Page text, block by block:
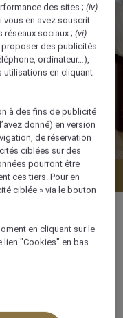
des sites ;(iv)
vous en avez souscrit
réseaux sociaux ;(vi)
des publicités
ordinateur…),
utilisations en cliquant
à des fins de publicité
donné) en version
de réservation
ciblées sur des
pourront être
ces tiers. Pour en
ciblée » via le bouton
en cliquant sur le
lien "Cookies" en bas